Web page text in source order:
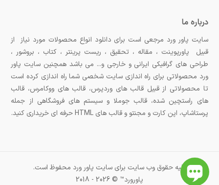
درباره ما
سایت پاور ورد مرجعی است برای دانلود انواع محصولات مورد نیاز از
قبیل پاورپوینت ، مقاله ، تحقیق ، ریست پرینتر ، کتاب ، بروشور ،
طراحی های گرافیکی ایرانی و خارجی و... می باشد همچنین سایت پاور
ورد محصولاتی برای راه اندازی سایت شخصی شما راه اندازی کرده است
تا محصولاتی از قبیل قالب های وردپرس، قالب های ووکامرس، قالب
های راستچین شده، قالب جوملا و سیستم های فروشگاهی از جمله
پرستاشاپ، اپن کارت و مجنتو و قالب های HTML حرفه ای خریداری کنید.
کلیه حقوق وب سایت برای سایت پاور ورد محفوظ است.
پاورورد™ © 2026 - 2018